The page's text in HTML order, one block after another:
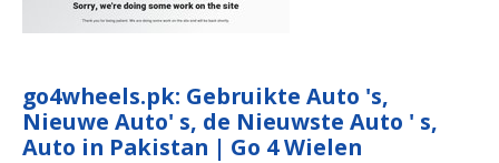
go4wheels.pk: Gebruikte Auto 's,
Nieuwe Auto' s, de Nieuwste Auto ' s,
Auto in Pakistan | Go 4 Wielen